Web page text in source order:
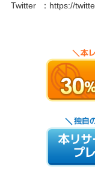
Twitter ： https://